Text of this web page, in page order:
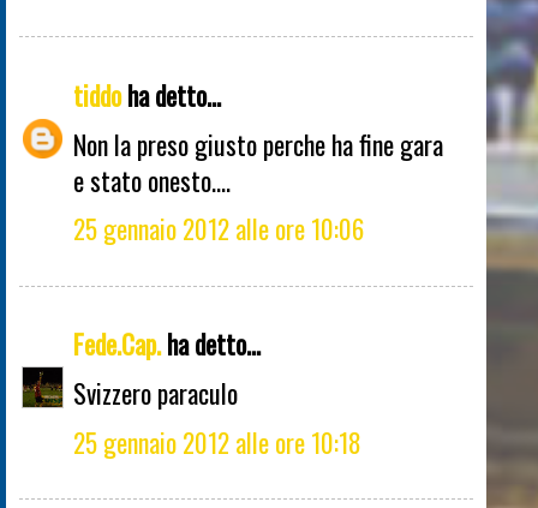
tiddoha detto...
Non la preso giusto perche ha fine gara
e stato onesto....
25 gennaio 2012 alle ore 10:06
Fede.Cap.ha detto...
Svizzero paraculo
25 gennaio 2012 alle ore 10:18